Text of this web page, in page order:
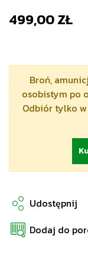
499,00 ZŁ
Broń,
osobistym po
Odbiór tylko w
Udostępnij
Dodaj do